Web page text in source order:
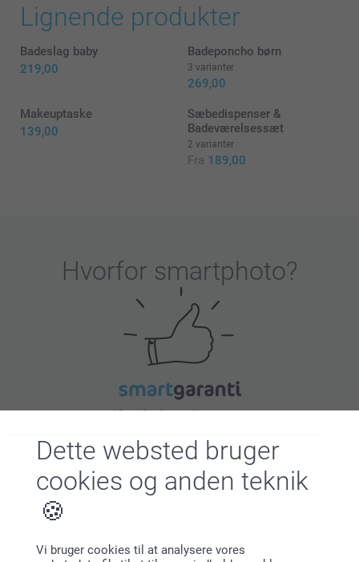
Dette websted bruger
cookies og anden teknik
Vi bruger cookies til at analysere vores
Lignende produkter
Badeslag baby
219,00
Badeponcho børn
3 varianter
269,00
Makeuptaske
139,00
Sæbedispenser &
Badeværelsessæt
2 varianter
Fra 189,00
Hvorfor smartphoto?